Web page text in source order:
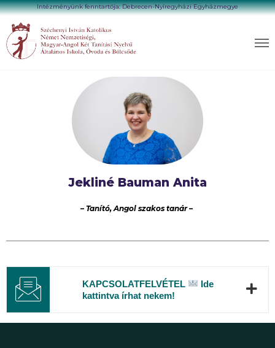
Intézményünk fenntartója: Debrecen-Nyíregyházi Egyházmegye
Jekliné Bauman Anita
– Tanító, Angol szakos tanár –
KAPCSOLATFELVÉTEL
Ide
kattintva írhat nekem!